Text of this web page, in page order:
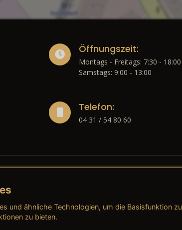
Öffnungszeit:
Montags - Freitags: 7:30 - 18:00
Samstags: 9:00 - 13:00
Telefon:
04 31 / 54 80 60
→ AGB (Neuwagen)
→ AGB
und ähnliche Technologien, um die Basisfunktion zu
zu bieten.